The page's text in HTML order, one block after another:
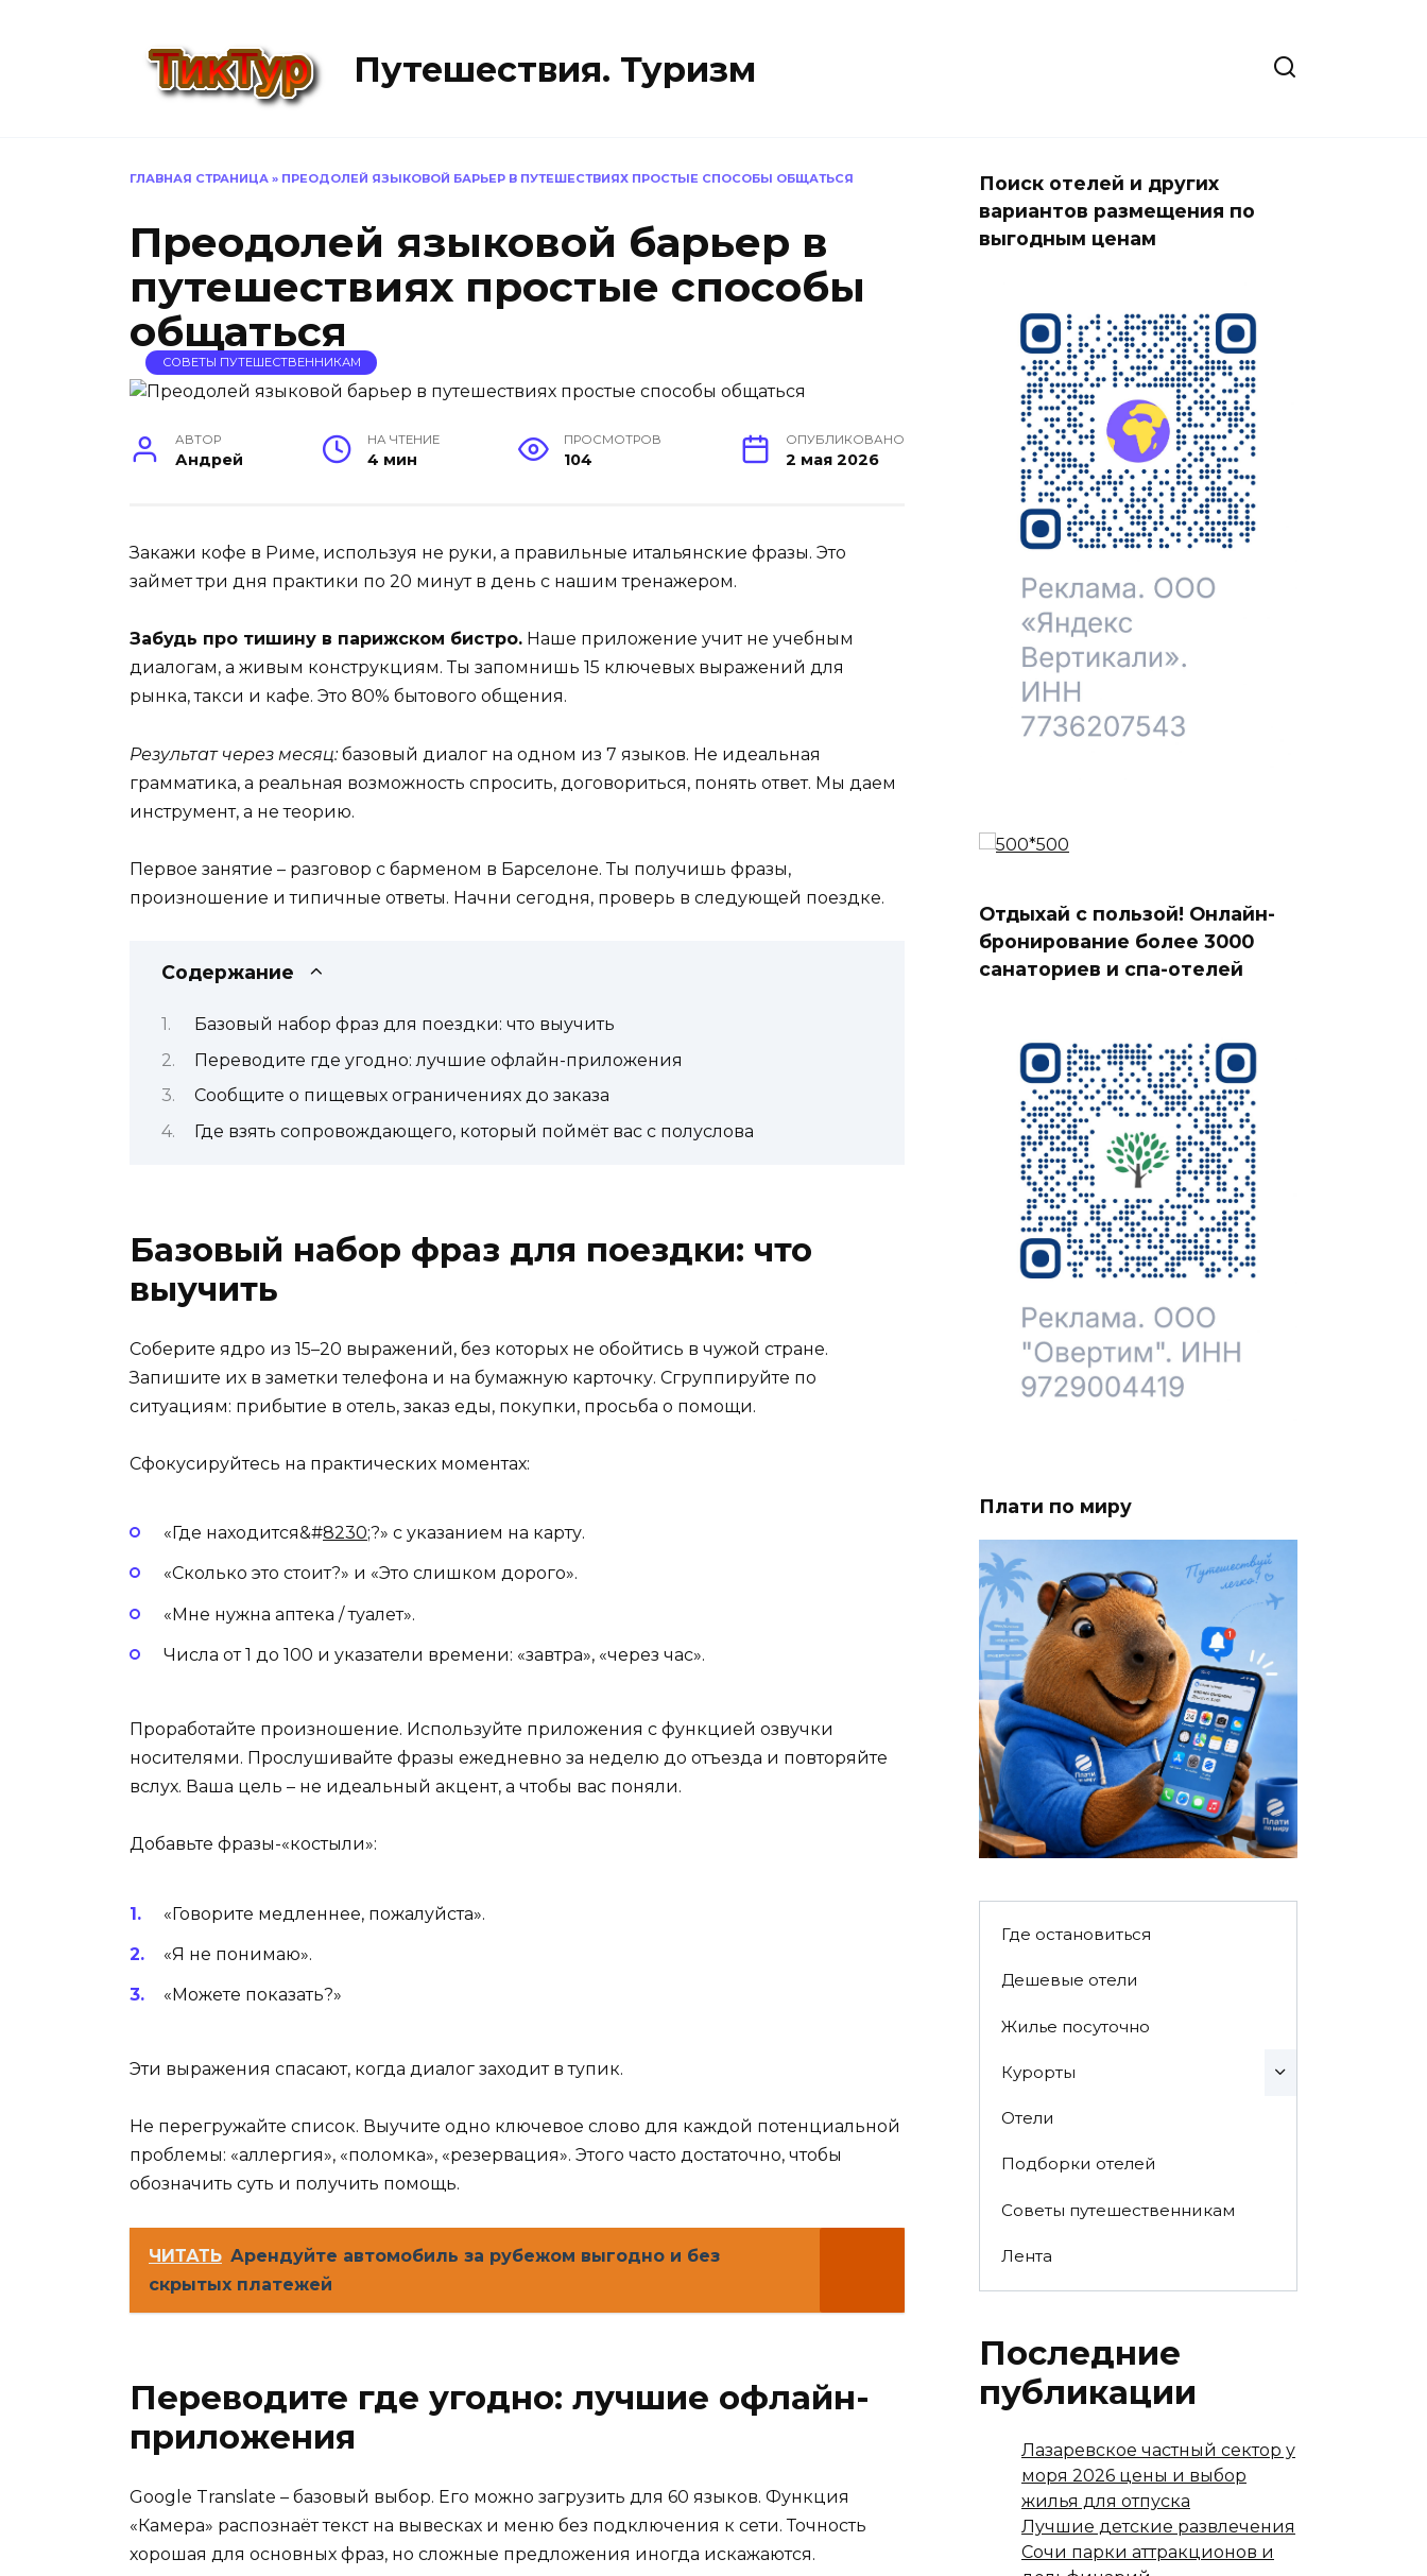
Путешествия. Туризм
ГЛАВНАЯ СТРАНИЦА » ПРЕОДОЛЕЙ ЯЗЫКОВОЙ БАРЬЕР В ПУТЕШЕСТВИЯХ ПРОСТЫЕ СПОСОБЫ ОБЩАТЬСЯ
Преодолей языковой барьер в
путешествиях простые способы
общаться
СОВЕТЫ ПУТЕШЕСТВЕННИКАМ
АВТОР
Андрей
НА ЧТЕНИЕ
4 мин
ПРОСМОТРОВ
104
ОПУБЛИКОВАНО
2 мая 2026
Закажи кофе в Риме, используя не руки, а правильные итальянские фразы. Это
займет три дня практики по 20 минут в день с нашим тренажером.
Забудь про тишину в парижском бистро. Наше приложение учит не учебным
диалогам, а живым конструкциям. Ты запомнишь 15 ключевых выражений для
рынка, такси и кафе. Это 80% бытового общения.
Результат через месяц:базовый диалог на одном из 7 языков. Не идеальная
грамматика, а реальная возможность спросить, договориться, понять ответ. Мы даем
инструмент, а не теорию.
Первое занятие – разговор с барменом в Барселоне. Ты получишь фразы,
произношение и типичные ответы. Начни сегодня, проверь в следующей поездке.
Содержание
Базовый набор фраз для поездки: что выучить
Переводите где угодно: лучшие офлайн-приложения
Сообщите о пищевых ограничениях до заказа
Где взять сопровождающего, который поймёт вас с полуслова
Базовый набор фраз для поездки: что
выучить
Соберите ядро из 15–20 выражений, без которых не обойтись в чужой стране.
Запишите их в заметки телефона и на бумажную карточку. Сгруппируйте по
ситуациям: прибытие в отель, заказ еды, покупки, просьба о помощи.
Сфокусируйтесь на практических моментах:
«Где находится&#8230;?» с указанием на карту.
«Сколько это стоит?» и «Это слишком дорого».
«Мне нужна аптека / туалет».
Числа от 1 до 100 и указатели времени: «завтра», «через час».
Проработайте произношение. Используйте приложения с функцией озвучки
носителями. Прослушивайте фразы ежедневно за неделю до отъезда и повторяйте
вслух. Ваша цель – не идеальный акцент, а чтобы вас поняли.
Добавьте фразы-«костыли»:
«Говорите медленнее, пожалуйста».
«Я не понимаю».
«Можете показать?»
Эти выражения спасают, когда диалог заходит в тупик.
Не перегружайте список. Выучите одно ключевое слово для каждой потенциальной
проблемы: «аллергия», «поломка», «резервация». Этого часто достаточно, чтобы
обозначить суть и получить помощь.
ЧИТАТЬ Арендуйте автомобиль за рубежом выгодно и без
скрытых платежей
Переводите где угодно: лучшие офлайн-
приложения
Google Translate – базовый выбор. Его можно загрузить для 60 языков. Функция
«Камера» распознаёт текст на вывесках и меню без подключения к сети. Точность
хорошая для основных фраз, но сложные предложения иногда искажаются.
Поиск отелей и других
вариантов размещения по
выгодным ценам
Отдыхай с пользой! Онлайн-
бронирование более 3000
санаториев и спа-отелей
Плати по миру
Где остановиться
Дешевые отели
Жилье посуточно
Курорты
Отели
Подборки отелей
Советы путешественникам
Лента
Последние
публикации
Лазаревское частный сектор у
моря 2026 цены и выбор
жилья для отпуска
Лучшие детские развлечения
Сочи парки аттракционов и